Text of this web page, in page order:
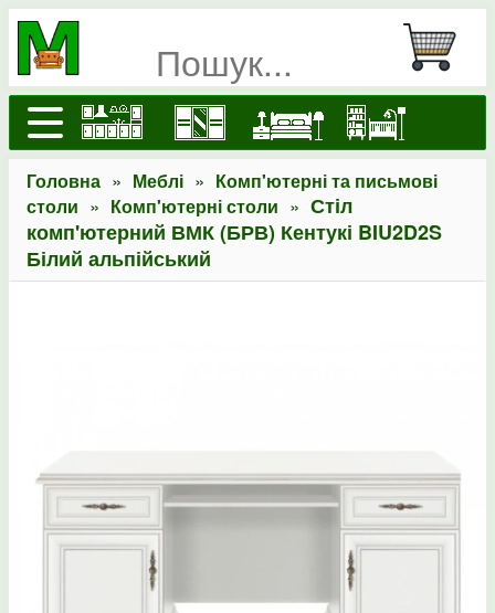
Головна » Меблі » Комп'ютерні та письмові
столи » Комп'ютерні столи » Стіл
комп'ютерний ВМК (БРВ) Кентукі BIU2D2S
Білий альпійський